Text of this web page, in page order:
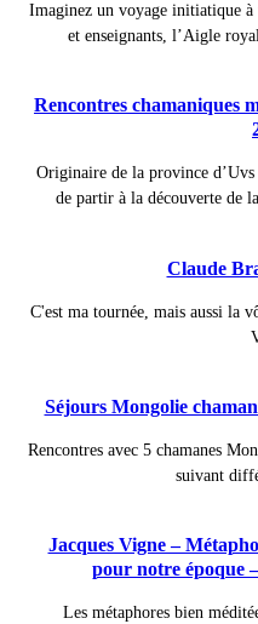
Imaginez un voyage initiatique à
et enseignants, l’Aigle
Rencontres chamaniques
Originaire de la province
de partir à la découverte de
Claude
C'est ma tournée, mais aussi la
Séjours Mongolie
Rencontres avec 5 chamanes
suivant
Jacques Vigne –
pour notre époque
Les métaphores bien